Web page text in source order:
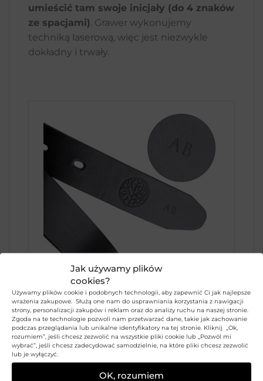
Jak używamy plików
cookies?
Używamy plików cookie i podobnych technologii, aby zapewnić Ci jak najlepsze
wrażenia zakupowe. Służą one nam do usprawniania korzystania z nawigacji
strony, personalizacji zakupów i reklam oraz do analizy ruchu na naszej stronie.
Zgoda na te technologie pozwoli nam przetwarzać dane, takie jak zachowanie
podczas przeglądania lub unikalne identyfikatory na tej stronie. Kliknij „Ok,
rozumiem”, jeśli chcesz zezwolić na wszystkie pliki cookie lub „Pozwól mi
wybrać”, jeśli chcesz zadecydować samodzielnie, na które pliki chcesz zezwolić
lub je wyłączyć.
OK, rozumiem
umieścić tam swoje inicjały (do 4 znaków
ze spacjami). Grawer wykonujemy
techniką laserową, więc jest niezwykle
dokładny i trwały.
Grawer na pasku – Usługa
29,99zł
WYBIERZ OPCJE
Jak zamówić pasek z
grawerem?